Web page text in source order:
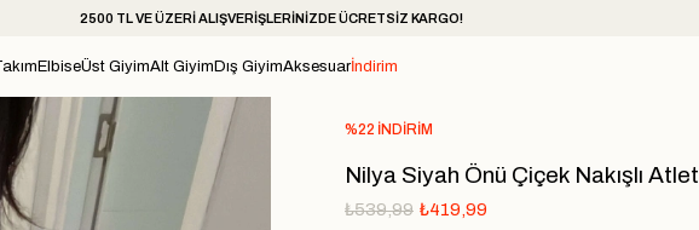
2500 TL VE ÜZERİ ALIŞVERİŞLERİNİZDE ÜCRETSİZ KARGO!
ElbiseÜst GiyimAlt Giyim Dış GiyimAksesuarİndirim
%22 İNDIRIM
Nilya Siyah Önü Çiçek Nakışlı Atlet
₺539,99 ₺419,99